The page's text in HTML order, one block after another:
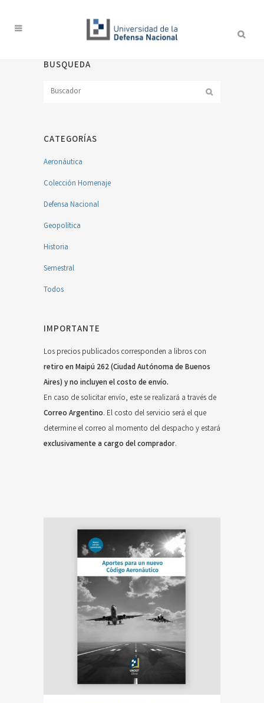
BUSQUEDA
CATEGORÍAS
Aeronáutica
Colección Homenaje
Defensa Nacional
Geopolítica
Historia
Semestral
Todos
IMPORTANTE
Los precios publicados corresponden a libros con
retiro en Maipú 262 (Ciudad Autónoma de Buenos
Aires) y no incluyen el costo de envío.
En caso de solicitar envío, este se realizará a través de
Correo Argentino. El costo del servicio será el que
determine el correo al momento del despacho y estará
exclusivamente a cargo del comprador.